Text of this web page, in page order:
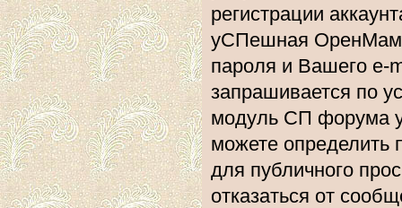
регистрации
уСПешная
пароля и Вашего e-
запрашивается по
модуль СП форума
можете определить
для публичного
отказаться от